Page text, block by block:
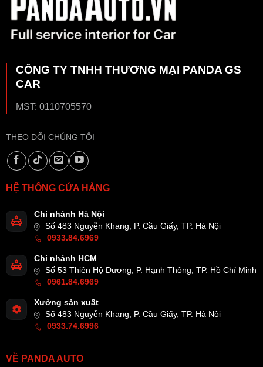
CÔNG TY TNHH THƯƠNG MẠI PANDA GS
CAR
MST: 0110705570
THEO DÕI CHÚNG TÔI
HỆ THỐNG CỬA HÀNG
Chi nhánh Hà Nội
Số 483 Nguyễn Khang, P. Cầu Giấy, TP. Hà Nội
0933.84.6969
Chi nhánh HCM
Số 53 Thiên Hộ Dương, P. Hạnh Thông, TP. Hồ Chí Minh
0961.84.6969
Xưởng sản xuất
Số 483 Nguyễn Khang, P. Cầu Giấy, TP. Hà Nội
0933.74.6996
VỀ PANDA AUTO